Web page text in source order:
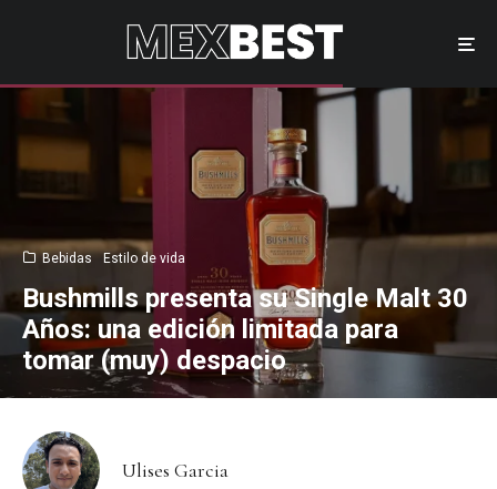
Bebidas Estilo de vida
Bushmills presenta su Single Malt 30
Años: una edición limitada para
tomar (muy) despacio
Ulises Garcia